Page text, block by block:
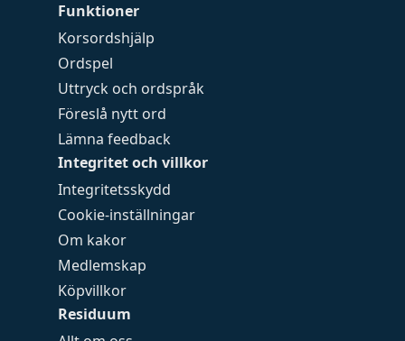
Funktioner
Korsordshjälp
Ordspel
Uttryck och ordspråk
Föreslå nytt ord
Lämna feedback
Integritet och villkor
Integritetsskydd
Cookie-inställningar
Om kakor
Medlemskap
Köpvillkor
Residuum